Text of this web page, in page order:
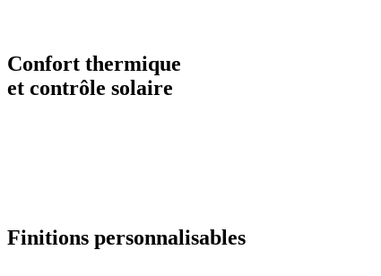
Confort thermique
et contrôle solaire
Finitions personnalisables